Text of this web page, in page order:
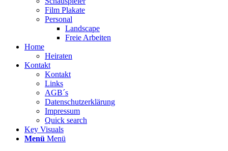
Film Plakate
Personal
Landscape
Freie Arbeiten
Home
Heiraten
Kontakt
Kontakt
Links
AGB´s
Datenschutzerklärung
Impressum
Quick search
Key Visuals
Menü Menü